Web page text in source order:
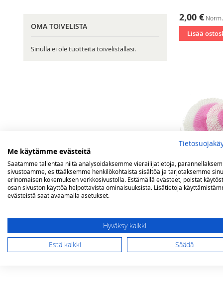
Tarjoushinta
2,00 € Norm.
Lisää
Hehkusukka
Lisää
OMA TOIVELISTA
Sinulla ei ole tuotteita toivelistallasi.
Me käytämme evästeitä
Saatamme tallentaa niitä analysoidaksemme vierailijatietoja,
sivustoamme, esittääksemme henkilökohtaista sisältöä ja tarjotaksemme
erinomaisen kokemuksen verkkosivustolla. Estämällä evästeet, poistat
osan sivuston käyttöä helpottavista ominaisuuksista. Lisätietoja
evästeistä saat avaamalla asetukset.
Hyväksy kaikki
Estä kaikki
Säädä